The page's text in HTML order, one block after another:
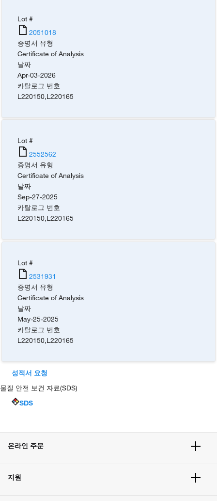
Lot #
2051018
증명서 유형
Certificate of Analysis
날짜
Apr-03-2026
카탈로그 번호
L220150,L220165
Lot #
2552562
증명서 유형
Certificate of Analysis
날짜
Sep-27-2025
카탈로그 번호
L220150,L220165
Lot #
2531931
증명서 유형
Certificate of Analysis
날짜
May-25-2025
카탈로그 번호
L220150,L220165
성적서 요청
물질 안전 보건 자료(SDS)
SDS
온라인 주문
주문 방법
지원